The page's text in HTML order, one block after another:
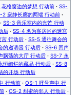
花格窗边的梦想 行动前 · SS-
2 寂静长廊的两端 行动前 ·
· SS-3 音乐室内的光芒 行动
后 · SS-4 名为客房区的迷宫
宫 行动后 · SS-5 通往舞会的
的邀请函 行动后 · SS-6 回声
飘荡的大厅 行动后 · SS-7 永
恒绚烂的藏品 行动后 · SS-8
的开场 行动后
行动前 · OS-1 呼号声中 行
· OS-2 甜蜜的邻人 行动后 ·